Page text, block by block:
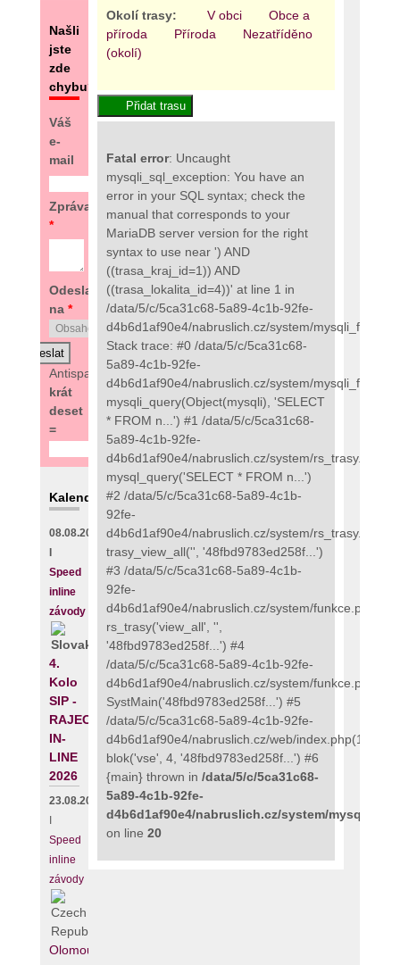
Našli
jste
zde
chybu?
Váš
e-
mail
Zpráva
*
Odeslat
na *
Antispam:
4
krát
deset
=
Kalendář
08.08.2026
Speed
inline
závody
4.
Kolo
SIP -
RAJECKÝ
IN-
LINE
2026
23.08.2026
Speed
inline
závody
Olomouc
Okolí trasy:
V obci
Obce a
příroda
Příroda
Nezatříděno
(okolí)
Fatal error: Uncaught
mysqli_sql_exception: You have an
error in your SQL syntax; check the
manual that corresponds to your
MariaDB server version for the right
syntax to use near ') AND
((trasa_kraj_id=1)) AND
((trasa_lokalita_id=4))' at line 1 in
/data/5/c/5ca31c68-5a89-4c1b-92fe-
d4b6d1af90e4/nabruslich.cz/system/
Stack trace: #0 /data/5/c/5ca31c68-
5a89-4c1b-92fe-
d4b6d1af90e4/nabruslich.cz/system/
mysqli_query(Object(mysqli), 'SELECT
* FROM n...') #1 /data/5/c/5ca31c68-
5a89-4c1b-92fe-
d4b6d1af90e4/nabruslich.cz/system/
mysql_query('SELECT * FROM n...')
#2 /data/5/c/5ca31c68-5a89-4c1b-
92fe-
d4b6d1af90e4/nabruslich.cz/system/
trasy_view_all('', '48fbd9783ed258f...')
#3 /data/5/c/5ca31c68-5a89-4c1b-
92fe-
d4b6d1af90e4/nabruslich.cz/system/
rs_trasy('view_all', '',
'48fbd9783ed258f...') #4
/data/5/c/5ca31c68-5a89-4c1b-92fe-
d4b6d1af90e4/nabruslich.cz/system/
SystMain('48fbd9783ed258f...') #5
/data/5/c/5ca31c68-5a89-4c1b-92fe-
d4b6d1af90e4/nabruslich.cz/web/index.php(111):
blok('vse', 4, '48fbd9783ed258f...') #6
{main} thrown in /data/5/c/5ca31c68-
5a89-4c1b-92fe-
d4b6d1af90e4/nabruslich.cz/system/
on line 20